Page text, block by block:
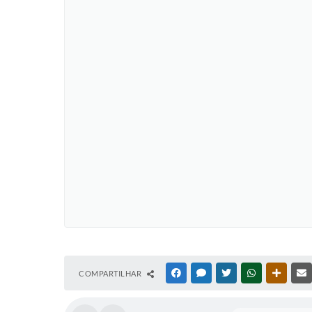
COMPARTILHAR FACEBOOKMESSENGER
TWITTERWHATSAPP